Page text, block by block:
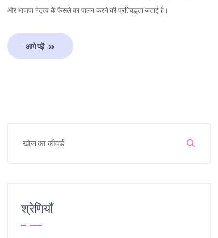
और भाजपा नेतृत्व के फैसले का पालन करने की प्रतिबद्धता जताई है।
आगे पढ़ें
श्रेणियाँ